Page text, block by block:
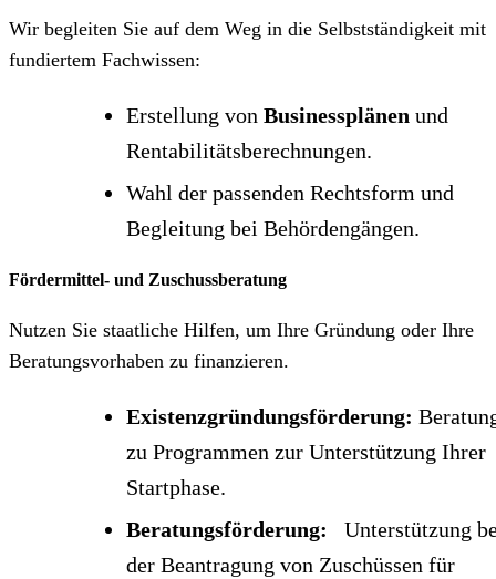
Wir begleiten Sie auf dem Weg in die Selbstständigkeit mit
fundiertem Fachwissen:
Erstellung von Businessplänen und
Rentabilitätsberechnungen.
Wahl der passenden Rechtsform und
Begleitung bei Behördengängen.
Fördermittel- und Zuschussberatung
Nutzen Sie staatliche Hilfen, um Ihre Gründung oder Ihre
Beratungsvorhaben zu finanzieren.
Existenzgründungsförderung:
zu Programmen zur Unterstützung Ihrer
Startphase.
Beratungsförderung: Unterstützung
der Beantragung von Zuschüssen für